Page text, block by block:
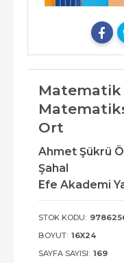
Ort
Ahmet Şükrü
Şahal
Efe Akademi
STOK KODU:
BOYUT: 16X24
SAYFA SAYISI: 169